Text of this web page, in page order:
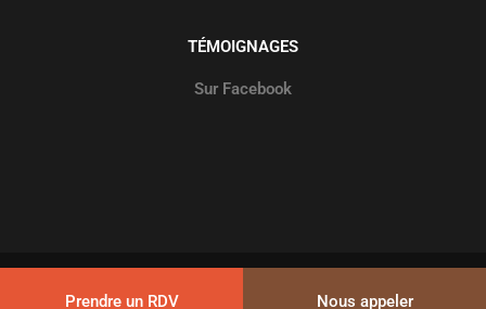
TÉMOIGNAGES
Sur Facebook
Nous appeler
Prendre un RDV